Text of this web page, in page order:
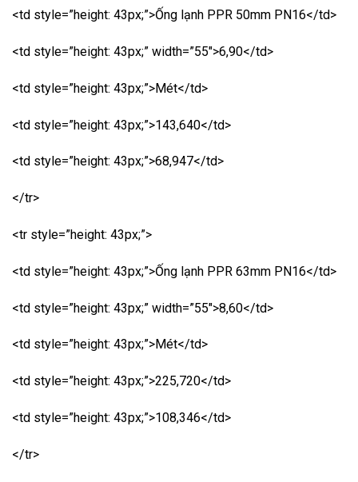
<td style=”height: 43px;”>Ống lạnh PPR 50mm PN16</td>
<td style=”height: 43px;” width=”55″>6,90</td>
<td style=”height: 43px;”>Mét</td>
<td style=”height: 43px;”>143,640</td>
<td style=”height: 43px;”>68,947</td>
</tr>
<tr style=”height: 43px;”>
<td style=”height: 43px;”>Ống lạnh PPR 63mm PN16</td>
<td style=”height: 43px;” width=”55″>8,60</td>
<td style=”height: 43px;”>Mét</td>
<td style=”height: 43px;”>225,720</td>
<td style=”height: 43px;”>108,346</td>
</tr>